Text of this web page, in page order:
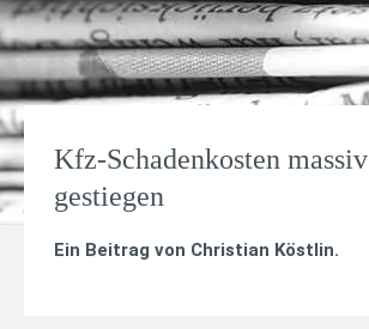
Kfz-Schadenkosten massiv
gestiegen
Ein Beitrag von Christian Köstlin.